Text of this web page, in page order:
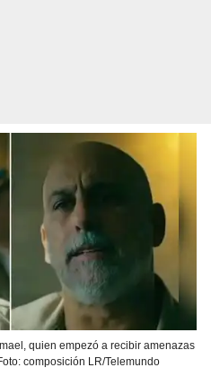
quien empezó a recibir amenazas
composición LR/Telemundo